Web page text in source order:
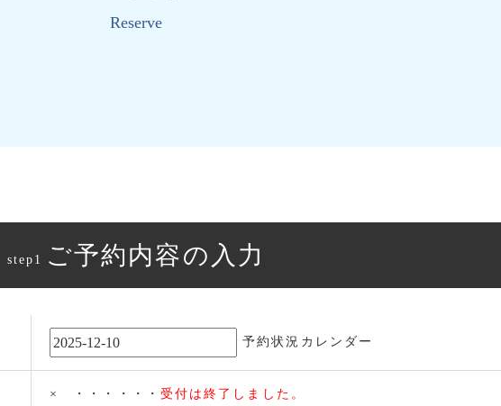
Reserve
step1 ご予約内容の入力
予約状況カレンダー
× ・・・・・・ 受付は終了しました。